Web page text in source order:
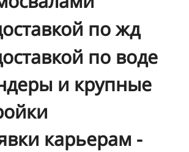
по жд
по воде
и крупные
карьерам -